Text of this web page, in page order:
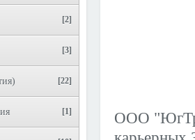
[2]
[3]
[22]
[1]
ООО